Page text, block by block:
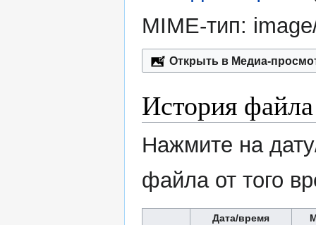
MIME-тип:
Открыть в Медиа-
История файла
Нажмите на
файла от того
Дата/время